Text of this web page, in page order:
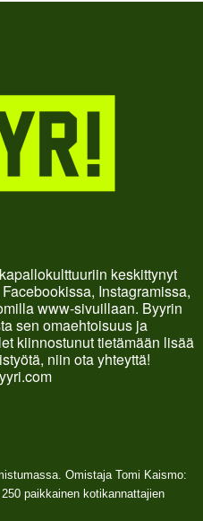
keskittynyt
Instagramissa,
www-sivuillaan. Byyrin
sen omaehtoisuus ja
kiinnostunut tietämään lisää
niin ota yhteyttä!
Omistaja Tomi Kaismo:
paikkainen kotikannattajien